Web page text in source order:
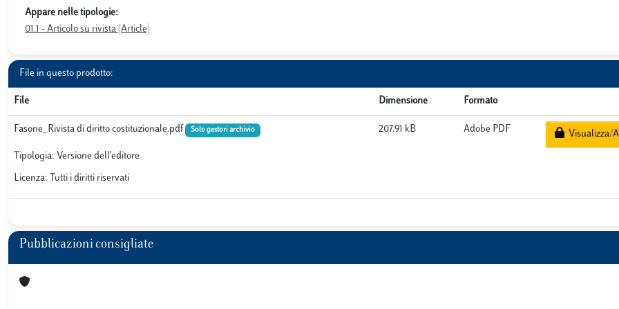
Appare nelle tipologie:
01.1 - Articolo su rivista (Article)
File in questo prodotto:
File Dimensione Formato
Fasone_Rivista di diritto costituzionale.pdf Solo gestori archivio
Tipologia: Versione dell'editore
Licenza: Tutti i diritti riservati
207.91 kB Adobe PDF Visualizza/
Pubblicazioni consigliate